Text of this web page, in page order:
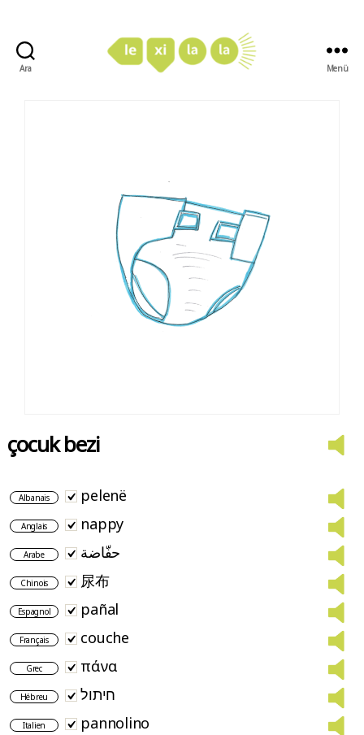
Ara Menü
çocuk bezi
Albanais pelenë
Anglais nappy
Arabe حفّاضة
Chinois 尿布
Espagnol pañal
Français couche
Grec πάνα
Hébreu חיתול
Italien pannolino